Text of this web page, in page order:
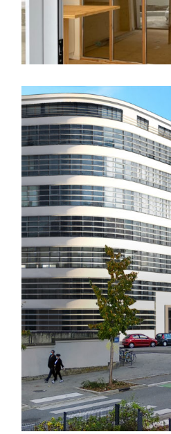
bureaux,logements collectifs,